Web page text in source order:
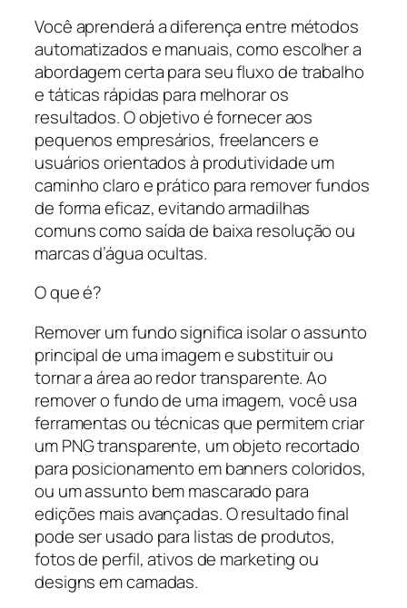
Você aprenderá a diferença entre métodos
automatizados e manuais, como escolher a
abordagem certa para seu fluxo de trabalho
e táticas rápidas para melhorar os
resultados. O objetivo é fornecer aos
pequenos empresários, freelancers e
usuários orientados à produtividade um
caminho claro e prático para remover fundos
de forma eficaz, evitando armadilhas
comuns como saída de baixa resolução ou
marcas d’água ocultas.
O que é?
Remover um fundo significa isolar o assunto
principal de uma imagem e substituir ou
tornar a área ao redor transparente. Ao
remover o fundo de uma imagem, você usa
ferramentas ou técnicas que permitem criar
um PNG transparente, um objeto recortado
para posicionamento em banners coloridos,
ou um assunto bem mascarado para
edições mais avançadas. O resultado final
pode ser usado para listas de produtos,
fotos de perfil, ativos de marketing ou
designs em camadas.